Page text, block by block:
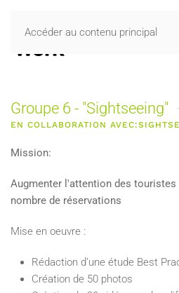
Accéder au contenu principal
Groupe 6 - "Sightseeing"
EN COLLABORATION
Mission:
Augmenter l'attention des
nombre de réservations
Mise en oeuvre :
Rédaction d’une étude Best
Création de 50 photos